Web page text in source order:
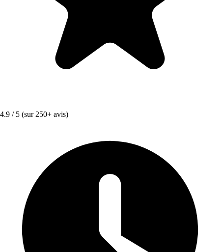
4.9 / 5 (sur 250+ avis)